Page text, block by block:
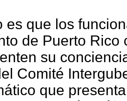
es que los
de Puerto Rico
su
Comité
que